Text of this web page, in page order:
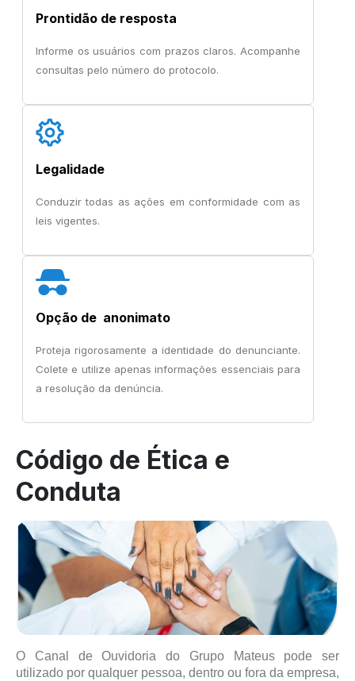
Prontidão de resposta
Informe os usuários com prazos claros. Acompanhe
consultas pelo número do protocolo.
Legalidade
Conduzir todas as ações em conformidade com as
leis vigentes.
Opção de anonimato
Proteja rigorosamente a identidade do denunciante.
Colete e utilize apenas informações essenciais para
a resolução da denúncia.
Código de Ética e
Conduta
O Canal de Ouvidoria do Grupo Mateus pode ser
utilizado por qualquer pessoa, dentro ou fora da empresa,